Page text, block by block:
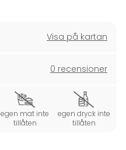
Visa på kartan
0 recensioner
egen mat inte
tillåten
egen dryck inte
tillåten